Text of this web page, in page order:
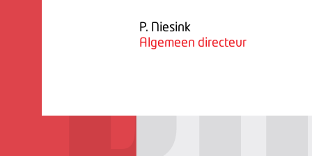
P. Niesink
Algemeen directeur